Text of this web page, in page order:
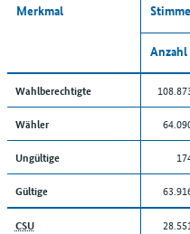
Merkmal
Anzahl
Wahlberechtigte
Wähler
Ungültige
Gültige
CSU 28.551